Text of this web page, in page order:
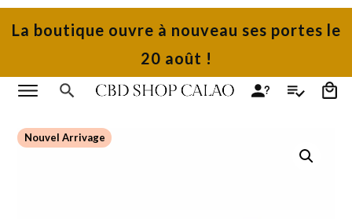
La boutique ouvre à nouveau ses portes le
20 août !
Nouvel Arrivage